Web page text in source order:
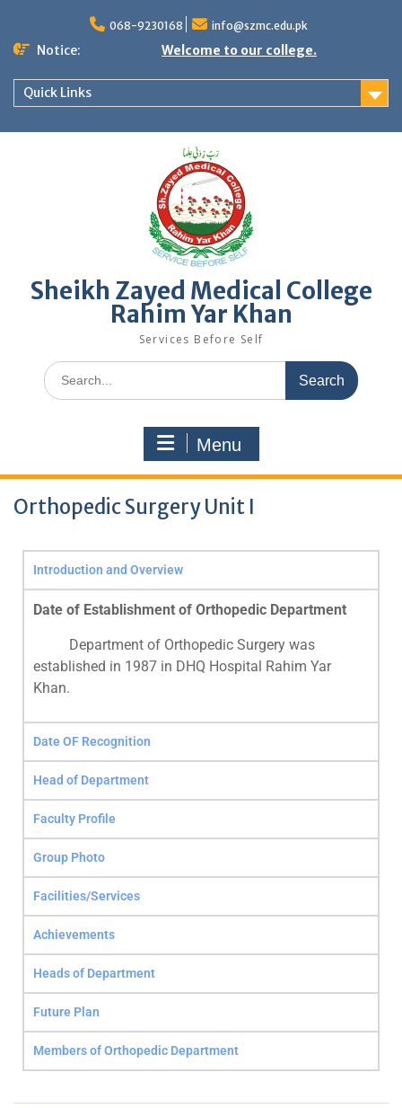
068-9230168 info@szmc.edu.pk
Notice: Welcome to our college.
Quick Links
Sheikh Zayed Medical College
Rahim Yar Khan
Services Before Self
Menu
Orthopedic Surgery Unit I
Introduction and Overview
Date of Establishment of Orthopedic Department
Department of Orthopedic Surgery was
established in 1987 in DHQ Hospital Rahim Yar
Khan.
Date OF Recognition
Head of Department
Faculty Profile
Group Photo
Facilities/Services
Achievements
Heads of Department
Future Plan
Members of Orthopedic Department